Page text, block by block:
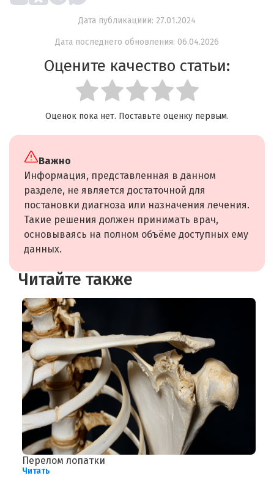
Дата публикациии: 27.01.2024
Дата последнего обновления: 06.04.2026
Оцените качество статьи:
Оценок пока нет. Поставьте оценку первым.
Важно
Информация, представленная в данном
разделе, не является достаточной для
постановки диагноза или назначения лечения.
Такие решения должен принимать врач,
основываясь на полном объёме доступных ему
данных.
Читайте также
Перелом лопатки
Читать